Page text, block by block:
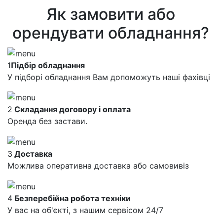
Як замовити або
орендувати обладнання?
1Підбір обладнання
У підборі обладнання Вам допоможуть наші фахівці
2 Складання договору і оплата
Оренда без застави.
3 Доставка
Можлива оперативна доставка або самовивіз
4 Безперебійна робота техніки
У вас на об'єкті, з нашим сервісом 24/7